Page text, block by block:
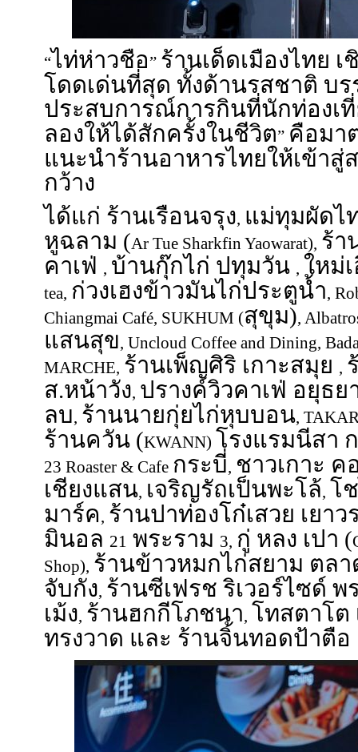
“ไท่ห่าวชือ” ร้านเด็ดเมืองไทย
โดดเด่นที่สุด ทั้งด้านรสชาติ บร
ประสบการณ์การกินที่นักท่องเ
ลองให้ได้สักครั้งในชีวิต” คือมา
แนะนำร้านอาหารไทยให้เข้าสู่
กว้าง
ได้แก่ ร้านเรือนจรุง, แม่ทุมผัดไ
หูฉลาม (Ar Tue Sharkfin Yaowarat), ร้า
คาเฟ่ , บ้านกุ๊กไก่ ปทุมวัน , ใหม่
tea, ก่วงเฮงข้าวมันไก่ประตูน้ำ,
Chiangmai Café, SUKHUM (สุขุม),
แสนสุข, Uncloud Coffee and Dining,
MARCHE, ร้านเพ็ญศิริ เกาะสมุย ,
ส.หน้าวัง, ปรางค์วิวคาเฟ่ อยุธย
ลบ, ร้านนายกุ่ยไก่หุบบอน,
ร้านควัน (KWANN) โรงแรมนีสา
23 Roaster & Cafe กระบี่, ชาวเกาะ ค
เชียงแสน, เจริญรัถเป็นพะโล้, โ
มาร์ค, ร้านปาท่องโก๋เสวย เยาว
มินอล 21 พระราม 3, กู่ หลง เปา (
Shop), ร้านข้าวหมกไก่สยาม ตล
จับกัง, ร้านซีเฟรช ริเวอร์ไซด์ พ
เม้ง, ร้านฮกกีโภชนา, โทสตาโต
ทรงวาด และ ร้านจิ้นทอดป้าตือ